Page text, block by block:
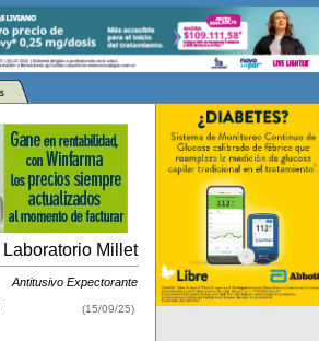
Laboratorio Millet
Antitusivo Expectorante
(15/09/25)